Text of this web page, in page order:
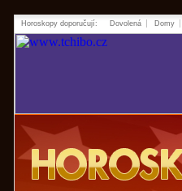
Horoskopy doporučují: Dovolená Domy